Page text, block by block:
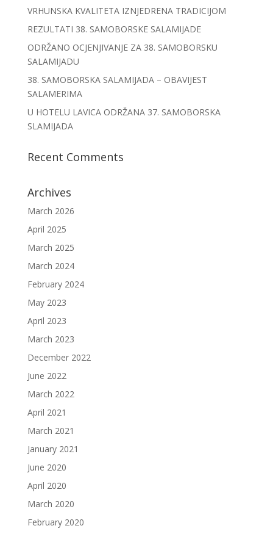
VRHUNSKA KVALITETA IZNJEDRENA TRADICIJOM
REZULTATI 38. SAMOBORSKE SALAMIJADE
ODRŽANO OCJENJIVANJE ZA 38. SAMOBORSKU
SALAMIJADU
38. SAMOBORSKA SALAMIJADA – OBAVIJEST
SALAMERIMA
U HOTELU LAVICA ODRŽANA 37. SAMOBORSKA
SLAMIJADA
Recent Comments
Archives
March 2026
April 2025
March 2025
March 2024
February 2024
May 2023
April 2023
March 2023
December 2022
June 2022
March 2022
April 2021
March 2021
January 2021
June 2020
April 2020
March 2020
February 2020